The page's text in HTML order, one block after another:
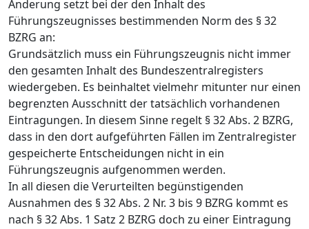
Änderung setzt bei der den Inhalt des
Führungszeugnisses bestimmenden Norm des § 32
BZRG an:
Grundsätzlich muss ein Führungszeugnis nicht immer
den gesamten Inhalt des Bundeszentralregisters
wiedergeben. Es beinhaltet vielmehr mitunter nur einen
begrenzten Ausschnitt der tatsächlich vorhandenen
Eintragungen. In diesem Sinne regelt § 32 Abs. 2 BZRG,
dass in den dort aufgeführten Fällen im Zentralregister
gespeicherte Entscheidungen nicht in ein
Führungszeugnis aufgenommen werden.
In all diesen die Verurteilten begünstigenden
Ausnahmen des § 32 Abs. 2 Nr. 3 bis 9 BZRG kommt es
nach § 32 Abs. 1 Satz 2 BZRG doch zu einer Eintragung